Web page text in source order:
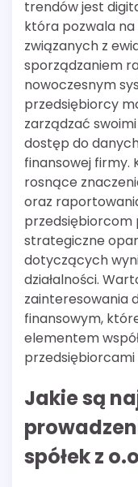
trendów jest
która pozwala
związanych z
sporządzaniem
nowoczesnym
przedsiębiorcy
zarządzać
dostęp do
finansowej firmy.
rosnące
oraz
przedsiębiorcom
strategiczne
dotyczących
działalności.
zainteresowania
finansowym,
elementem
Jakie są
spółek z